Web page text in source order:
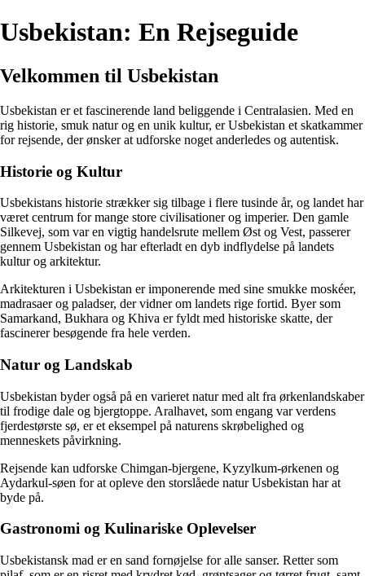
Usbekistan: En Rejseguide
Velkommen til Usbekistan
Usbekistan er et fascinerende land beliggende i Centralasien. Med en
rig historie, smuk natur og en unik kultur, er Usbekistan et skatkammer
for rejsende, der ønsker at udforske noget anderledes og autentisk.
Historie og Kultur
Usbekistans historie strækker sig tilbage i flere tusinde år, og landet har
været centrum for mange store civilisationer og imperier. Den gamle
Silkevej, som var en vigtig handelsrute mellem Øst og Vest, passerer
gennem Usbekistan og har efterladt en dyb indflydelse på landets
kultur og arkitektur.
Arkitekturen i Usbekistan er imponerende med sine smukke moskéer,
madrasaer og paladser, der vidner om landets rige fortid. Byer som
Samarkand, Bukhara og Khiva er fyldt med historiske skatte, der
fascinerer besøgende fra hele verden.
Natur og Landskab
Usbekistan byder også på en varieret natur med alt fra ørkenlandskaber
til frodige dale og bjergtoppe. Aralhavet, som engang var verdens
fjerdestørste sø, er et eksempel på naturens skrøbelighed og
menneskets påvirkning.
Rejsende kan udforske Chimgan-bjergene, Kyzylkum-ørkenen og
Aydarkul-søen for at opleve den storslåede natur Usbekistan har at
byde på.
Gastronomi og Kulinariske Oplevelser
Usbekistansk mad er en sand fornøjelse for alle sanser. Retter som